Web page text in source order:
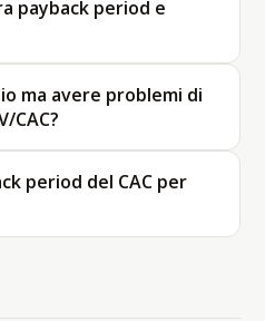
payback period e
ma avere problemi di
CAC?
period del CAC per